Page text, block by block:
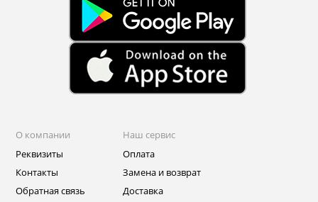
О компании
Реквизиты
Контакты
Обратная связь
Наш сервис
Оплата
Замена и возврат
Доставка